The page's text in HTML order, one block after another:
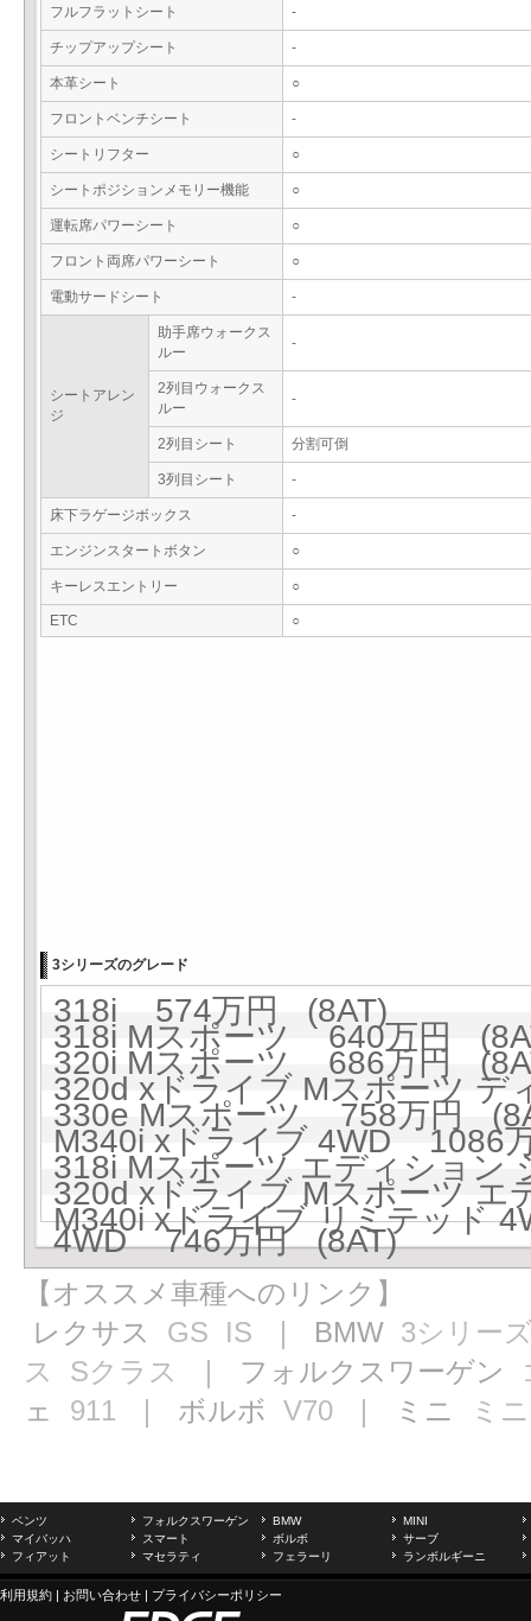
フルフラットシート -
チップアップシート -
本革シート ○
フロントベンチシート -
シートリフター ○
シートポジションメモリー機能 ○
運転席パワーシート ○
フロント両席パワーシート ○
電動サードシート -
シートアレン
ジ
助手席ウォークス
ルー
-
2列目ウォークス
ルー
-
2列目シート 分割可倒
3列目シート -
床下ラゲージボックス -
エンジンスタートボタン ○
キーレスエントリー ○
ETC ○
3シリーズのグレード
318i 574万円 (8AT)
318i Mスポーツ 640万円
320i Mスポーツ 686万円
320d xドライブ Mスポーツ
330e Mスポーツ 758万円
M340i xドライブ 4WD 1086
318i Mスポーツ エディショ
320d xドライブ Mスポーツ エ
4WD 746万円 (8AT)
M340i xドライブ リミテッド
【オススメ車種へのリンク】
レクサス GS IS ｜ BMW 3シリー
ス
Sクラス ｜ フォルクスワーゲン
ェ 911 ｜ ボルボ V70 ｜ ミニ ミニ
ベンツ フォルクスワーゲン BMW
MINI
マイバッハ
スマート ボルボ
サーブ
フィアット
マセラティ フェラーリ ランボルギーニ
利用規約 | お問い合わせ | プライバシーポリシー